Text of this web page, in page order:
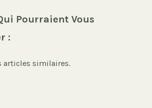
Pourraient Vous
:
articles similaires.